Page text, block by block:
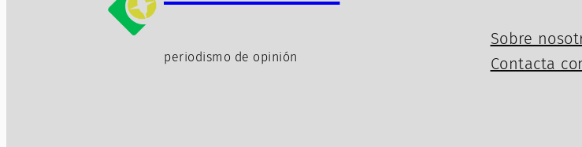
periodismo de opinión
Sobre
Contacta